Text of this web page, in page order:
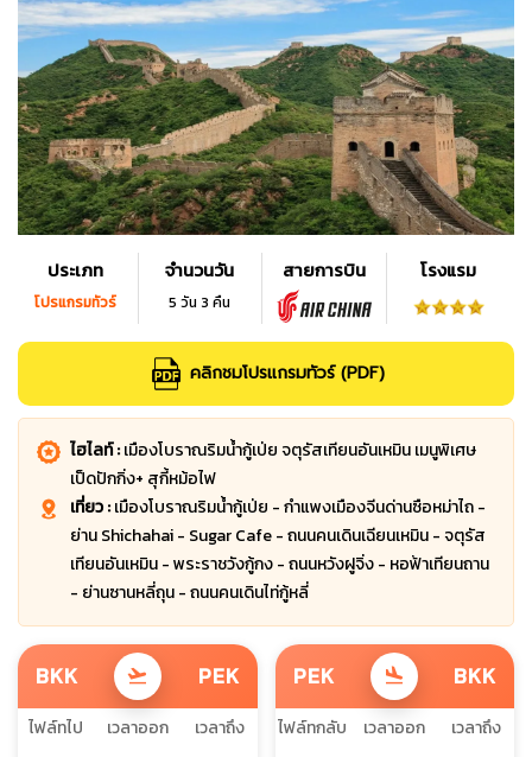
ประเภท
โปรแกรมทัวร์
จำนวนวัน
5 วัน 3 คืน
สายการบิน โรงแรม
คลิกชมโปรแกรมทัวร์ (PDF)
ไฮไลท์ :เมืองโบราณริมน้ำกู้เป่ย จตุรัสเทียนอันเหมิน เมนูพิเศษ
เป็ดปักกิ่ง+ สุกี้หม้อไฟ
เที่ยว :เมืองโบราณริมน้ำกู้เป่ย - กำแพงเมืองจีนด่านซือหม่าไถ -
ย่าน Shichahai - Sugar Cafe - ถนนคนเดินเฉียนเหมิน - จตุรัส
เทียนอันเหมิน - พระราชวังกู้กง - ถนนหวังฝูจิ่ง - หอฟ้าเทียนถาน
- ย่านซานหลี่ถุน - ถนนคนเดินไท่กู้หลี่
BKK flight_takeoff PEK
ไฟล์ทไป
เวลาออก
เวลาถึง
PEK flight_land BKK
ไฟล์ทกลับ
เวลาออก
เวลาถึง